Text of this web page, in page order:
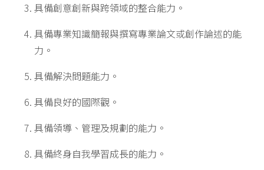
具備創意創新與跨領域的整合能力。
具備專業知識簡報與撰寫專業論文或創作論述的能
力。
具備解決問題能力。
具備良好的國際觀。
具備領導、管理及規劃的能力。
具備終身自我學習成長的能力。